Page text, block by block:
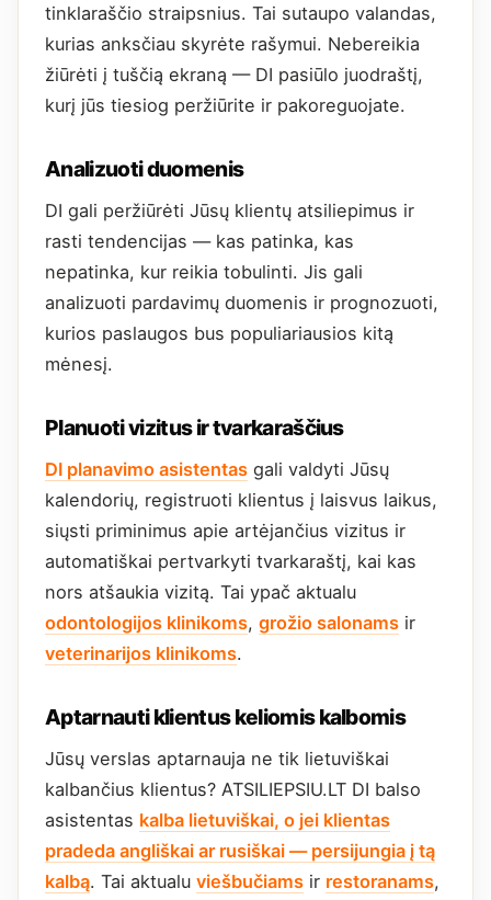
tinklaraščio straipsnius. Tai sutaupo valandas,
kurias anksčiau skyrėte rašymui. Nebereikia
žiūrėti į tuščią ekraną — DI pasiūlo juodraštį,
kurį jūs tiesiog peržiūrite ir pakoreguojate.
Analizuoti duomenis
DI gali peržiūrėti Jūsų klientų atsiliepimus ir
rasti tendencijas — kas patinka, kas
nepatinka, kur reikia tobulinti. Jis gali
analizuoti pardavimų duomenis ir prognozuoti,
kurios paslaugos bus populiariausios kitą
mėnesį.
Planuoti vizitus ir tvarkaraščius
DI planavimo asistentas gali valdyti Jūsų
kalendorių, registruoti klientus į laisvus laikus,
siųsti priminimus apie artėjančius vizitus ir
automatiškai pertvarkyti tvarkaraštį, kai kas
nors atšaukia vizitą. Tai ypač aktualu
odontologijos klinikoms, grožio salonams ir
veterinarijos klinikoms.
Aptarnauti klientus keliomis kalbomis
Jūsų verslas aptarnauja ne tik lietuviškai
kalbančius klientus? ATSILIEPSIU.LT DI balso
asistentas kalba lietuviškai, o jei klientas
pradeda angliškai ar rusiškai — persijungia į tą
kalbą. Tai aktualu viešbučiams ir restoranams,